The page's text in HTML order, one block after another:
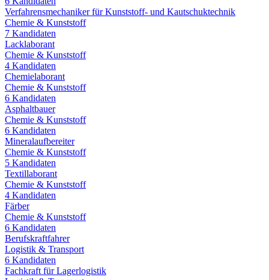
Verfahrensmechaniker für Kunststoff- und Kautschuktechnik
Chemie & Kunststoff
7 Kandidaten
Lacklaborant
Chemie & Kunststoff
4 Kandidaten
Chemielaborant
Chemie & Kunststoff
6 Kandidaten
Asphaltbauer
Chemie & Kunststoff
6 Kandidaten
Mineralaufbereiter
Chemie & Kunststoff
5 Kandidaten
Textillaborant
Chemie & Kunststoff
4 Kandidaten
Färber
Chemie & Kunststoff
6 Kandidaten
Berufskraftfahrer
Logistik & Transport
6 Kandidaten
Fachkraft für Lagerlogistik